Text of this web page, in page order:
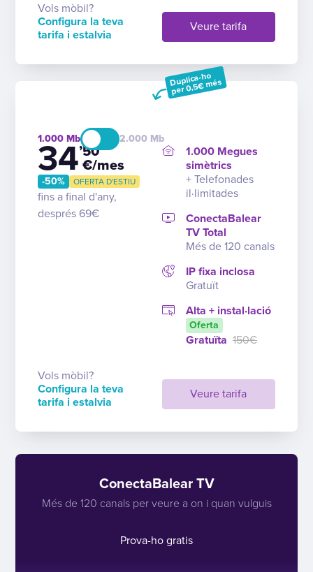
Veure tarifa
Vols mòbil?
Configura la teva
tarifa i estalvia
1.000 2.000
Duplica-ho
per 0,5€ més
34’50
€/mes
-50% OFERTA D'ESTIU
fins a final d'any,
després 69€
Veure tarifa
1.000 Megues
simètrics
+ Telefonades
il·limitades
ConectaBalear
TV Total
Més de 120 canals
IP fixa inclosa
Gratuït
Alta + instal·lació
Oferta
Gratuïta 150€
Vols mòbil?
Configura la teva
tarifa i estalvia
ConectaBalear TV
Més de 120 canals per veure a on i quan vulguis
Prova-ho gratis